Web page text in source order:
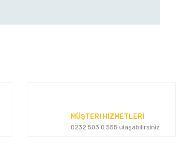
MÜŞTERİ HİZMETLERİ
0232 503 0 555 ulaşabilirsiniz